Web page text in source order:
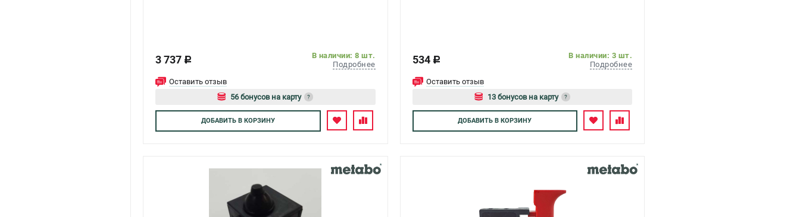
3 737 c
В наличии: 8 шт.
Подробнее
Оставить отзыв
56 бонусов на карту
?
Авторизуйтесь
ДОБАВИТЬВ КОРЗИНУ
534 c
В наличии: 3 шт.
Подробнее
Оставить отзыв
13 бонусов на карту
?
Авторизуйтесь
ДОБАВИТЬ В КОРЗИНУ